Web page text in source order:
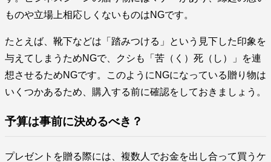
ものや立場上相応しくないものはNGです。
たとえば、靴下などは「踏みつける」という見下した印象を
与えてしまうためNGで、クシも「苦（く）死（し）」を連
想させるためNGです。このようにNGになっている贈り物は
いくつかあるため、購入する前に確認をしておきましょう。
予算は事前に決めるべき？
プレゼントを贈る際には、複数人でお金を出し合って買うケ